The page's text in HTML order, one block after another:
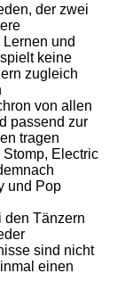
der zwei
und
keine
zugleich
von allen
passend zur
tragen
Electric
und Pop
den Tänzern
sind nicht
einen